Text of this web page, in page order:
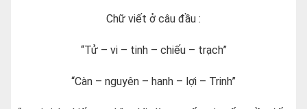
Chữ viết ở câu đầu :
“Tử – vi – tinh – chiếu – trạch”
“Càn – nguyên – hanh – lợi – Trinh”